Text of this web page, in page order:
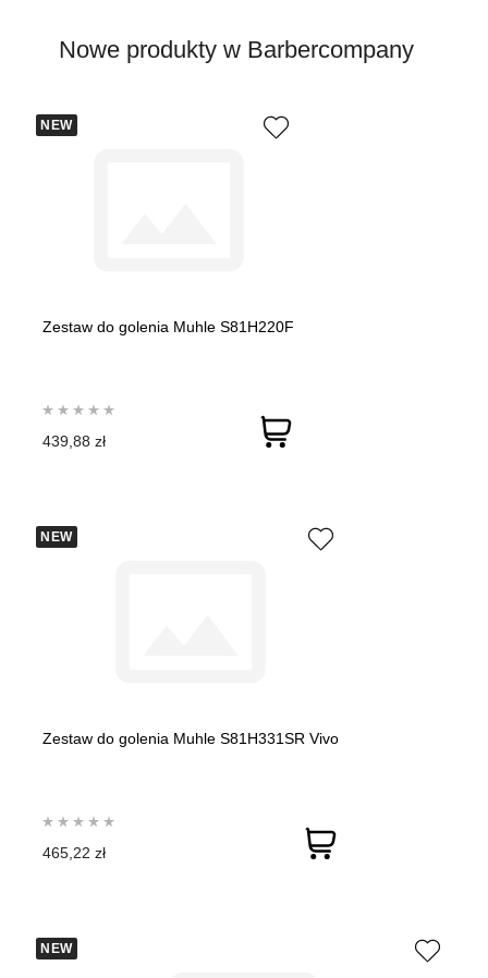
Nowe produkty w Barbercompany
NEW
Zestaw do golenia Muhle S81H220F
439,88 zł
NEW
Zestaw do golenia Muhle S81H331SR Vivo
465,22 zł
NEW